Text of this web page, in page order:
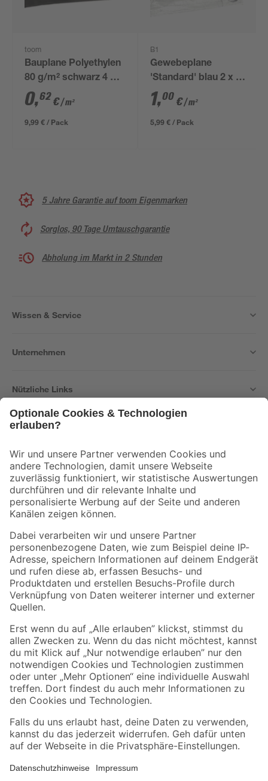
toom
Bauplane Polyethylen
80 g/m² schwarz 4 x 4
m
0,62€/ m²
9,99 € / Pack
B1
Gewebeplane
'Standard' blau 2 x 3
m
1,00 €/ m²
5,99 € / Pack
5 Jahre Garantie auf toom Eigenmarken
Sorglos, 90 Tage Umtauschgarantie
Abholung im Markt in 2 Stunden
Wissen & Service
Unternehmen
Nützliche Links
Der toom Newsletter: Keine Angebote und Aktionen mehr verpassen!
Zur Newsletter Anmeldung
Folge uns
Zahlungsarten Versandarten
Sicher einkaufen
Jetzt die toom-App herunterladen
Alle Preisangaben in EUR inkl. gesetzl. MwSt.. Die dargestellten Angebote sind unter
Umständen nicht in allen Märkten verfügbar. Die angegebenen Verfügbarkeiten beziehen
Produkte nur solange der Vorrat reicht.
*Paketversand ab 59 € versandkostenfrei, gilt nicht für Artikel mit Speditionsversand, hier